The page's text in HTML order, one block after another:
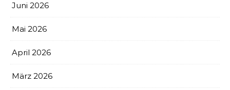
Juni 2026
Mai 2026
April 2026
März 2026